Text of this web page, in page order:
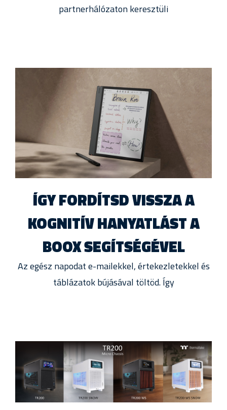
partnerhálózaton keresztüli
ÍGY FORDÍTSD VISSZA A
KOGNITÍV HANYATLÁST A
BOOX SEGÍTSÉGÉVEL
Az egész napodat e-mailekkel, értekezletekkel és
táblázatok bújásával töltöd. Így